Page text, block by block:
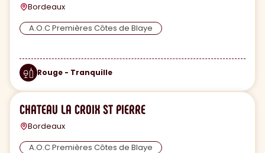
Bordeaux
A.O.C Premières Côtes de Blaye
Rouge - Tranquille
CHATEAU LA CROIX ST PIERRE
Bordeaux
A.O.C Premières Côtes de Blaye